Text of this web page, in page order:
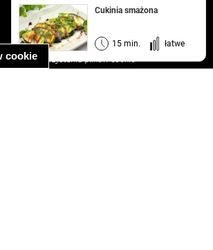
cookie
Cukinia smażona
15 min. łatwe
kontakt
regulamin
informacja o prywatności
o wykorzystaniu plików cookie